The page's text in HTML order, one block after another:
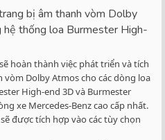
bị âm thanh vòm Dolby
thống loa Burmester High-
hoàn thành việc phát triển và tích
Dolby Atmos cho các dòng loa
High-end 3D và Burmester
xe Mercedes-Benz cao cấp nhất.
được tích hợp vào các tùy chọn